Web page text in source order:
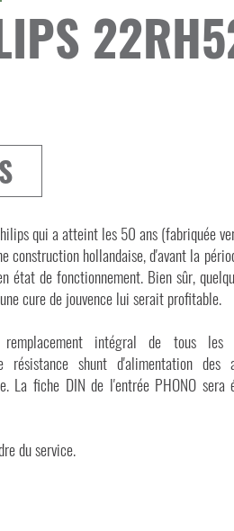
qui a atteint les 50 ans (fabriquée
construction hollandaise, d'avant la
état de fonctionnement. Bien sûr,
cure de jouvence lui serait profitable.
intégral de tous les
résistance shunt d'alimentation
La fiche DIN de l'entrée PHONO sera
du service.